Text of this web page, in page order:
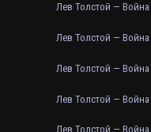
Лев Толстой —
Лев Толстой —
Лев Толстой —
Лев Толстой —
Лев Толстой —